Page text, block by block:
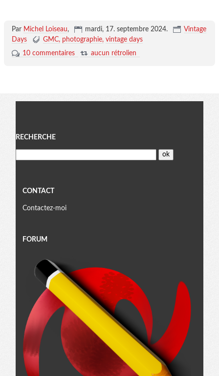
Par Michel Loiseau, mardi, 17. septembre 2024.
Vintage
Days
GMC photographie vintage days
10 commentaires
aucun rétrolien
Menu
RECHERCHE
CONTACT
Contactez-moi
FORUM